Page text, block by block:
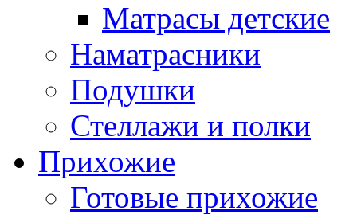
Матрасы детские
Наматрасники
Подушки
Стеллажи и полки
Прихожие
Готовые прихожие